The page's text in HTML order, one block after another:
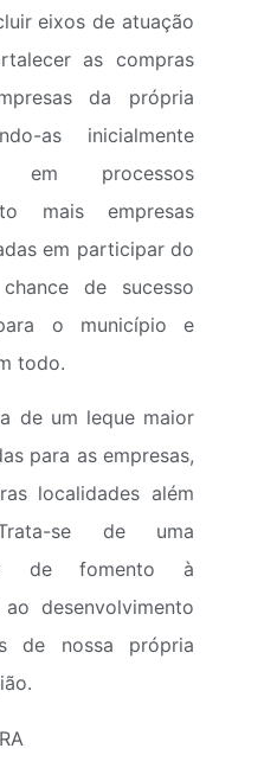
eixos de atuação
as compras
da própria
as inicialmente
em processos
mais empresas
em participar do
de sucesso
o município e
todo.
de um leque maior
para as empresas,
localidades além
se de uma
de fomento à
desenvolvimento
de nossa própria